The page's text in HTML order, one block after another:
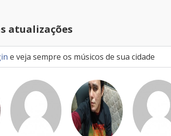
atualizações
e veja sempre os músicos de sua cidade